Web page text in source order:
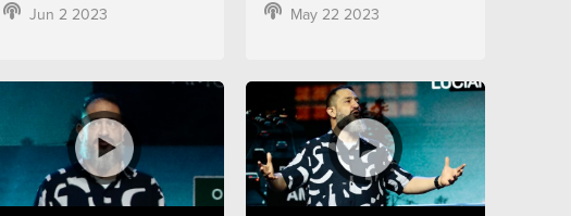
Jun 2 2023 May 22 2023